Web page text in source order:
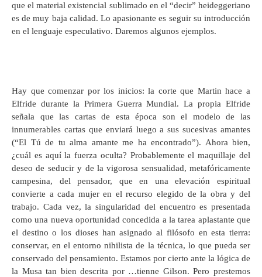
que el material existencial sublimado en el “decir” heideggeriano
es de muy baja calidad. Lo apasionante es seguir su introducción
en el lenguaje especulativo. Daremos algunos ejemplos.
Hay que comenzar por los inicios: la corte que Martin hace a
Elfride durante la Primera Guerra Mundial. La propia Elfride
señala que las cartas de esta época son el modelo de las
innumerables cartas que enviará luego a sus sucesivas amantes
(“El Tú de tu alma amante me ha encontrado”). Ahora bien,
¿cuál es aquí la fuerza oculta? Probablemente el maquillaje del
deseo de seducir y de la vigorosa sensualidad, metafóricamente
campesina, del pensador, que en una elevación espiritual
convierte a cada mujer en el recurso elegido de la obra y del
trabajo. Cada vez, la singularidad del encuentro es presentada
como una nueva oportunidad concedida a la tarea aplastante que
el destino o los dioses han asignado al filósofo en esta tierra:
conservar, en el entorno nihilista de la técnica, lo que pueda ser
conservado del pensamiento. Estamos por cierto ante la lógica de
la Musa tan bien descrita por …tienne Gilson. Pero prestemos